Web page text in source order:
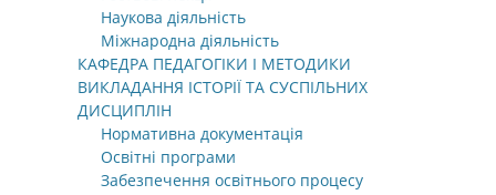
Наукова діяльність
Міжнародна діяльність
КАФЕДРА ПЕДАГОГІКИ І МЕТОДИКИ
ВИКЛАДАННЯ ІСТОРІЇ ТА СУСПІЛЬНИХ
ДИСЦИПЛІН
Нормативна документація
Освітні програми
Забезпечення освітнього процесу